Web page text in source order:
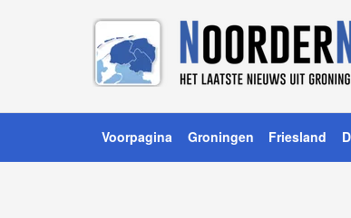
Voorpagina Groningen Friesland